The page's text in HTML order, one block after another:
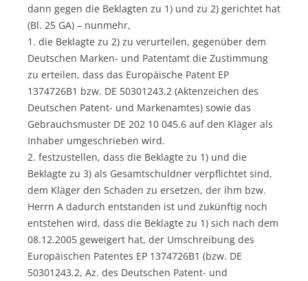
dann gegen die Beklagten zu 1) und zu 2) gerichtet hat
(Bl. 25 GA) – nunmehr,
1. die Beklagte zu 2) zu verurteilen, gegenüber dem
Deutschen Marken- und Patentamt die Zustimmung
zu erteilen, dass das Europäische Patent EP
1374726B1 bzw. DE 50301243.2 (Aktenzeichen des
Deutschen Patent- und Markenamtes) sowie das
Gebrauchsmuster DE 202 10 045.6 auf den Kläger als
Inhaber umgeschrieben wird.
2. festzustellen, dass die Beklagte zu 1) und die
Beklagte zu 3) als Gesamtschuldner verpflichtet sind,
dem Kläger den Schaden zu ersetzen, der ihm bzw.
Herrn A dadurch entstanden ist und zukünftig noch
entstehen wird, dass die Beklagte zu 1) sich nach dem
08.12.2005 geweigert hat, der Umschreibung des
Europäischen Patentes EP 1374726B1 (bzw. DE
50301243.2, Az. des Deutschen Patent- und